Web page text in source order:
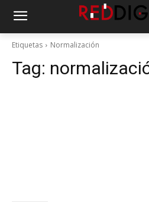
Etiquetas Normalización
Tag: